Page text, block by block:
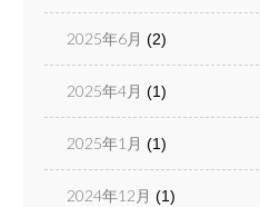
2025年6月 (2)
2025年4月 (1)
2025年1月 (1)
2024年12月 (1)